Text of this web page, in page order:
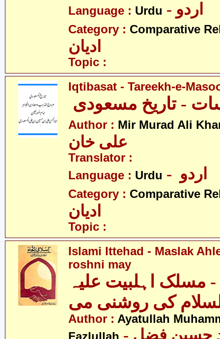
Language : Urdu - اردو
Category : Comparative
ادیان
Topic :
Iqtibasat - Tareekh-e-
- تاریخ مسعودی
Author : Mir Murad Ali
علی خان
Translator :
Language : Urdu
Category : Comparative
ادیان
Topic :
Islami Ittehad - Maslak
roshni may
- مسلک اہلبیت علیہ
کی روشنی می
Author : Ayatullah
- آیت اللہ محمّد حسین فضل